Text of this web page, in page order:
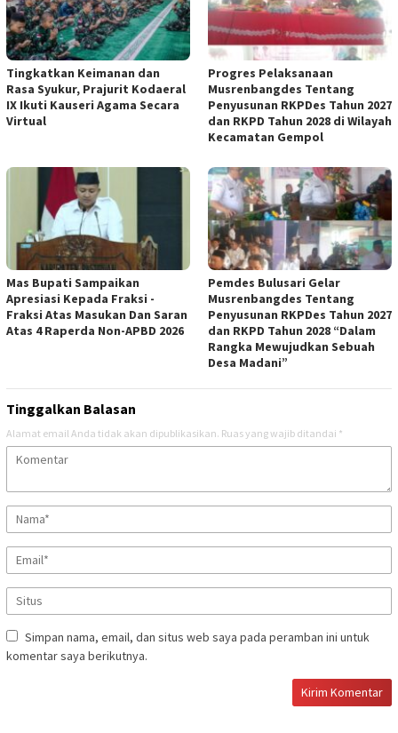
Tingkatkan Keimanan dan
Rasa Syukur, Prajurit Kodaeral
IX Ikuti Kauseri Agama Secara
Virtual
Progres Pelaksanaan
Musrenbangdes Tentang
Penyusunan RKPDes Tahun 2027
dan RKPD Tahun 2028 di Wilayah
Kecamatan Gempol
Mas Bupati Sampaikan
Apresiasi Kepada Fraksi -
Fraksi Atas Masukan Dan Saran
Atas 4 Raperda Non-APBD 2026
Pemdes Bulusari Gelar
Musrenbangdes Tentang
Penyusunan RKPDes Tahun 2027
dan RKPD Tahun 2028 “Dalam
Rangka Mewujudkan Sebuah
Desa Madani”
Tinggalkan Balasan
Alamat email Anda tidak akan dipublikasikan. Ruas yang wajib ditandai *
Simpan nama, email, dan situs web saya pada peramban ini untuk
komentar saya berikutnya.